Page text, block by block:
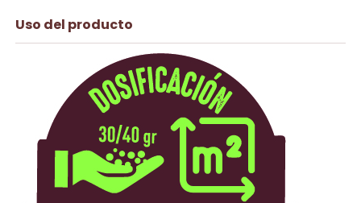
Uso del producto